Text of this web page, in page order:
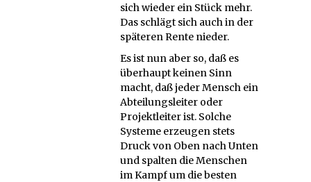
sich wieder ein Stück mehr.
Das schlägt sich auch in der
späteren Rente nieder.
Es ist nun aber so, daß es
überhaupt keinen Sinn
macht, daß jeder Mensch ein
Abteilungsleiter oder
Projektleiter ist. Solche
Systeme erzeugen stets
Druck von Oben nach Unten
und spalten die Menschen
im Kampf um die besten